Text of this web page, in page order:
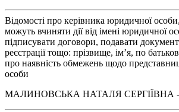
Відомості про керівника юридичної
можуть вчиняти дії від імені юридичної
підписувати договори, подавати
реєстрації тощо: прізвище, ім’я, по
про наявність обмежень щодо
особи
МАЛИНОВСЬКА НАТАЛЯ СЕРГІЇВНА -